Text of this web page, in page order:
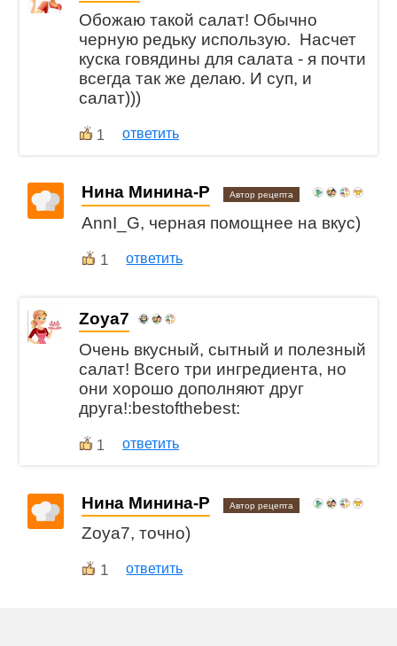
Обожаю такой салат! Обычно
черную редьку использую. Насчет
куска говядины для салата - я почти
всегда так же делаю. И суп, и
салат)))
1 ответить
Нина Минина-Р Автор рецепта
AnnI_G, черная помощнее на вкус)
1 ответить
Zoya7
Очень вкусный, сытный и полезный
салат! Всего три ингредиента, но
они хорошо дополняют друг
друга!:bestofthebest:
1 ответить
Нина Минина-Р Автор рецепта
Zoya7, точно)
1 ответить